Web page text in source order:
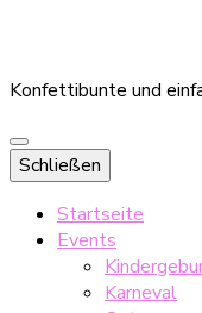
Konfettibunte und
Schließen
Startseite
Events
Karneval